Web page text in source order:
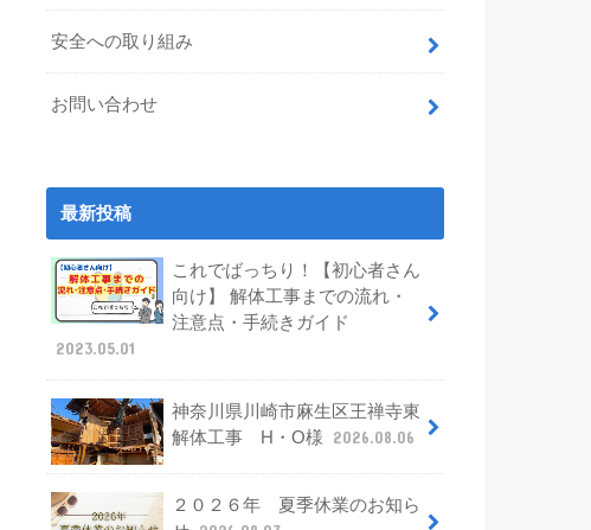
安全への取り組み
お問い合わせ
最新投稿
これでばっちり！【初心者さん
向け】 解体工事までの流れ・
注意点・手続きガイド
2023.05.01
神奈川県川崎市麻生区王禅寺東
解体工事 H・O様
2026.08.06
２０２６年 夏季休業のお知ら